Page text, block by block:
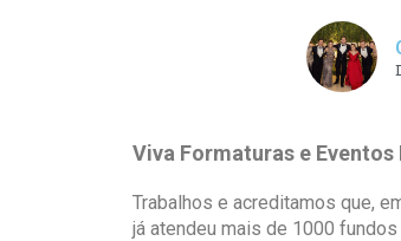
Viva Formaturas e
Trabalhos e acreditamos que,
já atendeu mais de 1000